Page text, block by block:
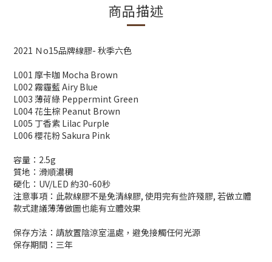
商品描述
2021 Ｎo15品牌線膠- 秋季六色
L001 摩卡咖 Mocha Brown
L002 霧霾藍 Airy Blue
L003 薄荷綠 Peppermint Green
L004 花生棕 Peanut Brown
L005 丁香紫 Lilac Purple
L006 櫻花粉 Sakura Pink
容量： 2.5g
質地：滑順濃稠
硬化： UV/LED 約30-60秒
注意事項：此款線膠不是免清線膠, 使用完有些許殘膠, 若做立體
款式建議薄薄做圖也能有立體效果
保存方法：請放置陰涼室溫處，避免接觸任何光源
保存期間：三年